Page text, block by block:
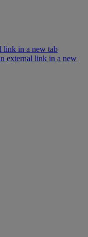
link in a new tab
external link in a new